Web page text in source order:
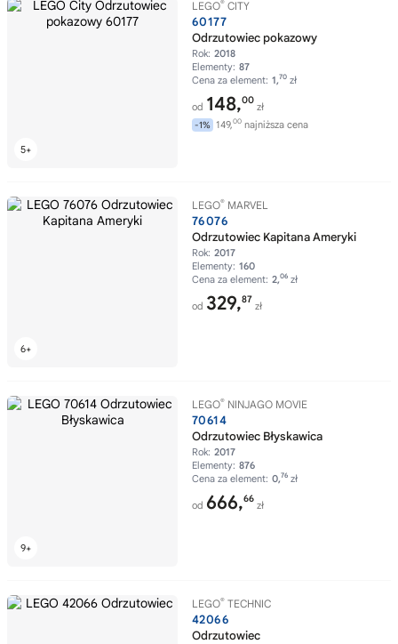
LEGO® CITY
60177
Odrzutowiec pokazowy
Rok: 2018
Elementy: 87
Cena za element: 1,70 zł
od 148,00
zł
-1% 149,00 najniższa cena
LEGO® MARVEL
76076
Odrzutowiec Kapitana Ameryki
Rok: 2017
Elementy: 160
Cena za element: 2,06 zł
od 329,87
zł
LEGO® NINJAGO MOVIE
70614
Odrzutowiec Błyskawica
Rok: 2017
Elementy: 876
Cena za element: 0,76 zł
od 666,66
zł
LEGO® TECHNIC
42066
Odrzutowiec